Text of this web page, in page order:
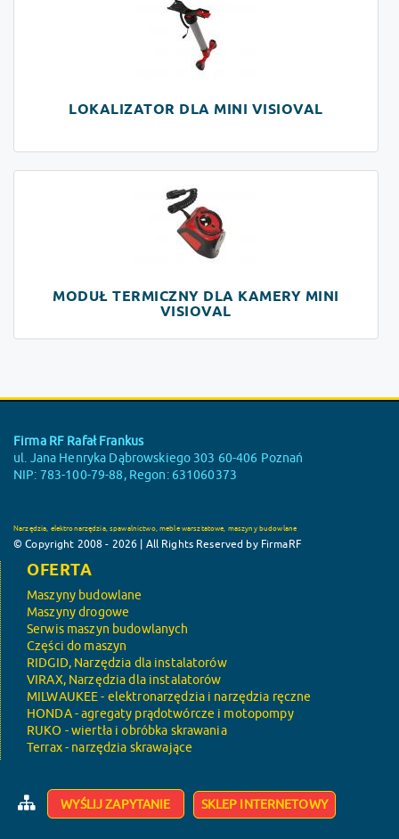
LOKALIZATOR DLA MINI VISIOVAL
MODUŁ TERMICZNY DLA KAMERY MINI
VISIOVAL
Firma RF Rafał Frankus
ul. Jana Henryka Dąbrowskiego 303 60-406 Poznań
NIP: 783-100-79-88, Regon: 631060373
Narzędzia, elektronarzędzia, spawalnictwo, meble warsztatowe, maszyny budowlane
© Copyright 2008 - 2026 | All Rights Reserved by FirmaRF
OFERTA
Maszyny budowlane
Maszyny drogowe
Serwis maszyn budowlanych
Części do maszyn
RIDGID, Narzędzia dla instalatorów
VIRAX, Narzędzia dla instalatorów
MILWAUKEE - elektronarzędzia i narzędzia ręczne
HONDA - agregaty prądotwórcze i motopompy
RUKO - wiertła i obróbka skrawania
Terrax - narzędzia skrawające
WYŚLIJ ZAPYTANIE SKLEP INTERNETOWY